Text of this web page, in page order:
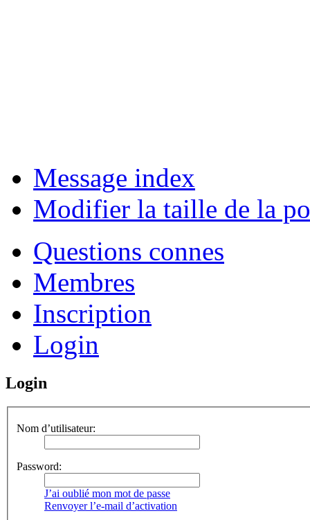
Message index
Modifier la taille de la
Questions connes
Membres
Inscription
Login
Login
Nom d’utilisateur:
Password:
J’ai oublié mon mot de passe
Renvoyer l’e-mail d’activation